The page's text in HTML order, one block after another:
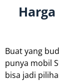
Buat yang
punya mobil
bisa jadi